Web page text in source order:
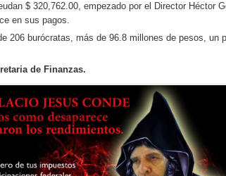
$ 320,762.00, empezado por el Director Héctor
en sus pagos.
206 burócratas, más de 96.8 millones de pesos, un
de Finanzas.